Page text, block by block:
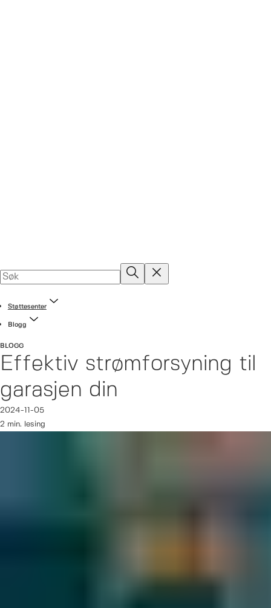
Støttesenter
Blogg
BLOGG
Effektiv strømforsyning til
garasjen din
2024-11-05
2 min. lesing